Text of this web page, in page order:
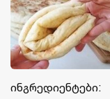
ინგრედიენტები: